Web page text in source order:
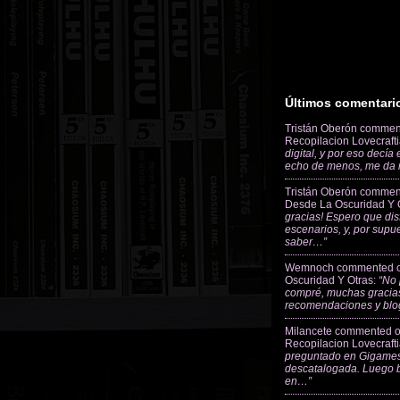
Últimos
Tristán Oberón
Recopilacion
digital, y por eso decía
echo de menos, me
Tristán Oberón
Desde La Oscuridad Y
gracias! Espero que
escenarios, y, por
saber…”
Wemnoch commented
Oscuridad Y Otras:
compré, muchas
recomendaciones y
Milancete commented
Recopilacion
preguntado en
descatalogada. Luego
en…”